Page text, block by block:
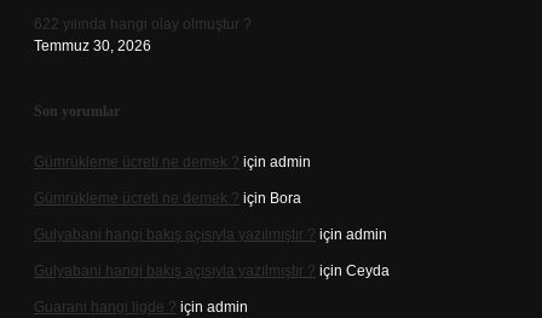
622 yılında hangi olay olmuştur ?
Temmuz 30, 2026
Son yorumlar
Gümrükleme ücreti ne demek ? için admin
Gümrükleme ücreti ne demek ? için Bora
Gulyabani hangi bakış açısıyla yazılmıştır ? için admin
Gulyabani hangi bakış açısıyla yazılmıştır ? için Ceyda
Guarani hangi ligde ? için admin